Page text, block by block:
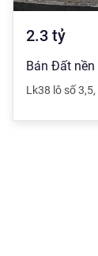
2.3 tỷ
Lk38 lô số 3,5,